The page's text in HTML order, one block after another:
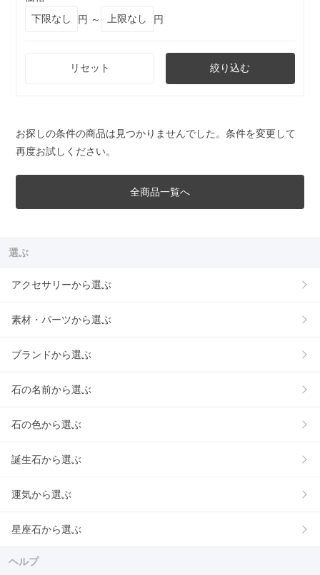
円 ～
円
リセット 絞り込む
お探しの条件の商品は見つかりませんでした。条件を変更して
再度お試しください。
全商品一覧へ
選ぶ
アクセサリーから選ぶ
素材・パーツから選ぶ
ブランドから選ぶ
石の名前から選ぶ
石の色から選ぶ
誕生石から選ぶ
運気から選ぶ
星座石から選ぶ
ヘルプ